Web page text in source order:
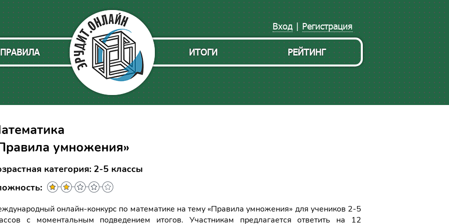
Регистрация
|
Вход
ПРАВИЛА РЕЙТИНГ
ИТОГИ
умножения»
категория: 2-5 классы
онлайн-конкурс по математике на тему «Правила умножения» для учеников 2-5
с моментальным подведением итогов. Участникам предлагается ответить на 12